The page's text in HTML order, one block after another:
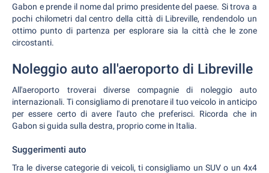
Gabon e prende il nome dal primo presidente del paese. Si trova a
pochi chilometri dal centro della città di Libreville, rendendolo un
ottimo punto di partenza per esplorare sia la città che le zone
circostanti.
Noleggio auto all'aeroporto di Libreville
All'aeroporto troverai diverse compagnie di noleggio auto
internazionali. Ti consigliamo di prenotare il tuo veicolo in anticipo
per essere certo di avere l'auto che preferisci. Ricorda che in
Gabon si guida sulla destra, proprio come in Italia.
Suggerimenti auto
Tra le diverse categorie di veicoli, ti consigliamo un SUV o un 4x4